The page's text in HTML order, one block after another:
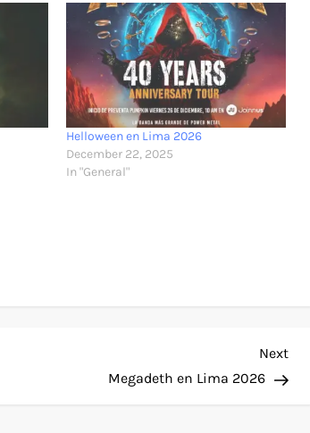
Helloween en Lima 2026
December 22, 2025
In "General"
Next
Post
Next
Megadeth en Lima 2026